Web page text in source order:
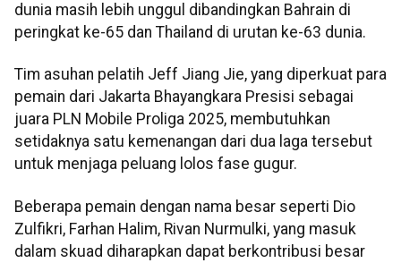
dunia masih lebih unggul dibandingkan Bahrain di
peringkat ke-65 dan Thailand di urutan ke-63 dunia.
Tim asuhan pelatih Jeff Jiang Jie, yang diperkuat para
pemain dari Jakarta Bhayangkara Presisi sebagai
juara PLN Mobile Proliga 2025, membutuhkan
setidaknya satu kemenangan dari dua laga tersebut
untuk menjaga peluang lolos fase gugur.
Beberapa pemain dengan nama besar seperti Dio
Zulfikri, Farhan Halim, Rivan Nurmulki, yang masuk
dalam skuad diharapkan dapat berkontribusi besar